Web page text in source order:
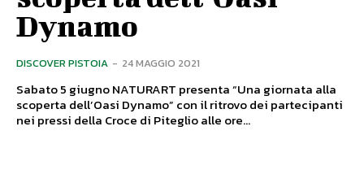
Dynamo
DISCOVER PISTOIA - 24 MAGGIO 2021
Sabato 5 giugno NATURART presenta “Una giornata alla
scoperta dell’Oasi Dynamo” con il ritrovo dei partecipanti
nei pressi della Croce di Piteglio alle ore...